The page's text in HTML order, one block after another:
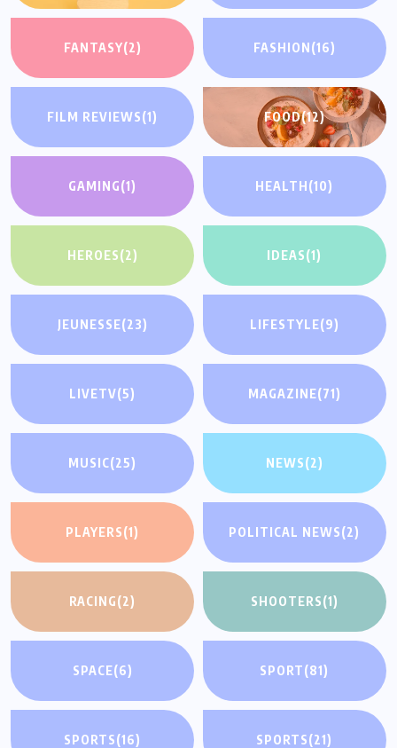
FANTASY(2) FASHION(16)
FILM REVIEWS(1) FOOD(12)
GAMING(1) HEALTH(10)
HEROES(2) IDEAS(1)
JEUNESSE(23) LIFESTYLE(9)
LIVETV(5) MAGAZINE(71)
MUSIC(25) NEWS(2)
PLAYERS(1) POLITICAL NEWS(2)
RACING(2) SHOOTERS(1)
SPACE(6) SPORT(81)
SPORTS(16) SPORTS(21)